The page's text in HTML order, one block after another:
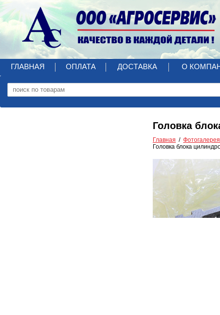
ГЛАВНАЯ ОПЛАТА ДОСТАВКА О
Головка
Главная
Фотогалерея
Головка блока